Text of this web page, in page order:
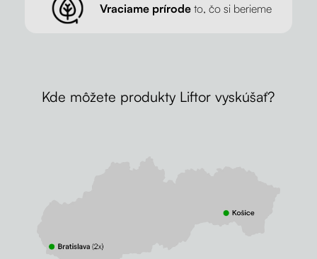
Vraciame prírodeto, čo si berieme
Kde môžete produkty Liftor vyskúšať?